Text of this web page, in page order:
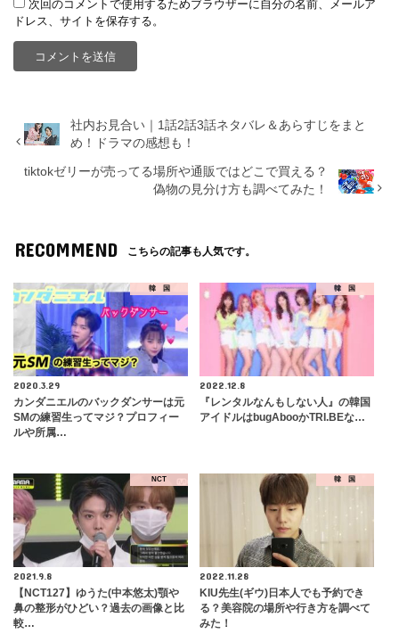
次回のコメントで使用するためブラウザーに自分の名前、メールア
ドレス、サイトを保存する。
社内お見合い｜1話2話3話ネタバレ＆あらすじをまと
め！ドラマの感想も！
tiktokゼリーが売ってる場所や通販ではどこで買える？
偽物の見分け方も調べてみた！
RECOMMEND こちらの記事も人気です。
韓 国
2020.3.29
カンダニエルのバックダンサーは元
SMの練習生ってマジ？プロフィー
ルや所属…
韓 国
2022.12.8
『レンタルなんもしない人』の韓国
アイドルはbugAbooかTRI.BEな…
NCT
2021.9.8
【NCT127】ゆうた(中本悠太)顎や
鼻の整形がひどい？過去の画像と比
較…
韓 国
2022.11.28
KIU先生(ギウ)日本人でも予約でき
る？美容院の場所や行き方を調べて
みた！